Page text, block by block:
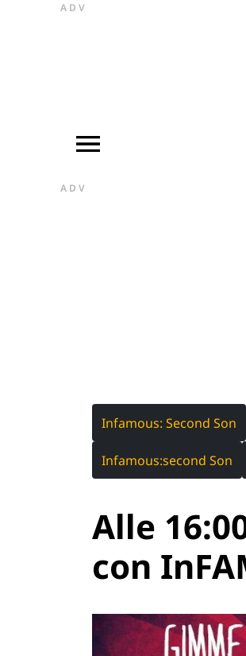
ADV
ADV
Infamous: Second Son
Infamous:second Son
Alle
con